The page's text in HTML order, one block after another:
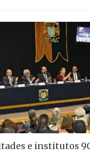
e institutos